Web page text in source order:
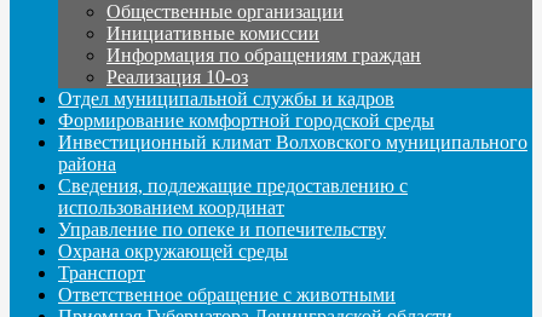
Общественные организации
Инициативные комиссии
Информация по обращениям граждан
Реализация 10-оз
Отдел муниципальной службы и кадров
Формирование комфортной городской среды
Инвестиционный климат Волховского муниципального
района
Сведения, подлежащие предоставлению с
использованием координат
Управление по опеке и попечительству
Охрана окружающей среды
Транспорт
Ответственное обращение с животными